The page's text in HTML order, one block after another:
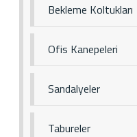
Bekleme Koltukları
Ofis Kanepeleri
Sandalyeler
Tabureler